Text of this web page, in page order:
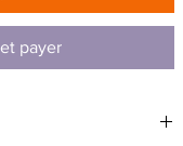
payer